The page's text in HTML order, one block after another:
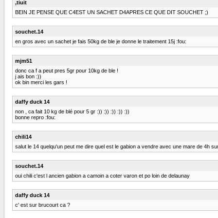
,tiuit
BEIN JE PENSE QUE C4EST UN SACHET D4APRES CE QUE DIT SOUCHET ;)
souchet.14
en gros avec un sachet je fais 50kg de ble je donne le traitement 15j :fou:
mjm51
donc ca f a peut pres 5gr pour 10kg de ble !
j ais bon :))
ok bin merci les gars !
daffy duck 14
non , ca fait 10 kg de blé pour 5 gr :)) :)) :)) :)) :))
bonne repro :fou:
chili14
salut le 14 quelqu'un peut me dire quel est le gabion a vendre avec une mare de 4h
souchet.14
oui chili c'est l ancien gabion a camoin a coter varon et po loin de delaunay
daffy duck 14
c' est sur brucourt ca ?